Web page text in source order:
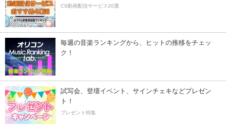
CS動画配信サービス20選
毎週の音楽ランキングから、ヒットの推移をチェッ
ク！
試写会、登壇イベント、サインチェキなどプレゼン
ト！
プレゼント特集